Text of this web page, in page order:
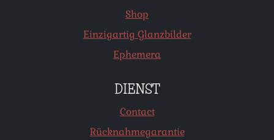
Shop
Einzigartig Glanzbilder
Ephemera
DIENST
Contact
Rücknahmegarantie